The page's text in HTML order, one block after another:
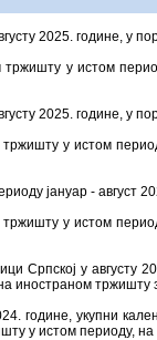
2025. године, у
у истом
2025. године, у
у истом
јануар -
у истом
Српској у
иностраном
године, укупни
у истом периоду,